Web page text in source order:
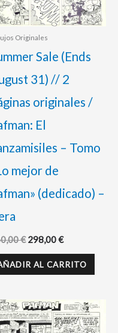
Originales
Sale (Ends
31) // 2
originales /
El
– Tomo
mejor de
(dedicado) –
€ 298,00€
AL CARRITO